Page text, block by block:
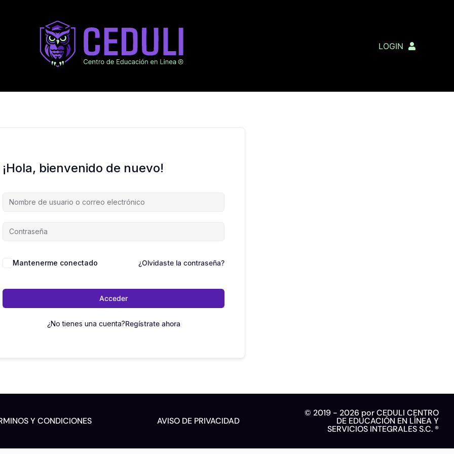
LOGIN
¡Hola, bienvenido de nuevo!
Mantenerme conectado ¿Olvidaste la contraseña?
Acceder
¿No tienes una cuenta?Regístrate ahora
Y CONDICIONES AVISO DE PRIVACIDAD
© 2019 - 2026 por CEDULI CENTRO
DE EDUCACIÓN EN LÍNEA Y
SERVICIOS INTEGRALES S.C. ®